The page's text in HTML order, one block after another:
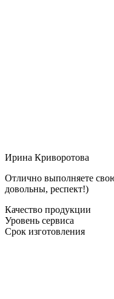
Ирина Криворотова
Отлично выполняете
довольны, респект!)
Качество продукции
Уровень сервиса
Срок изготовления